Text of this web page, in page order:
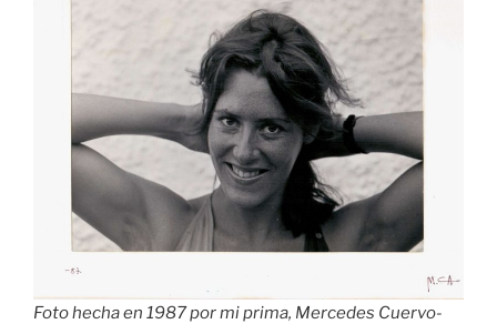
Foto hecha en 1987 por mi prima, Mercedes Cuervo-